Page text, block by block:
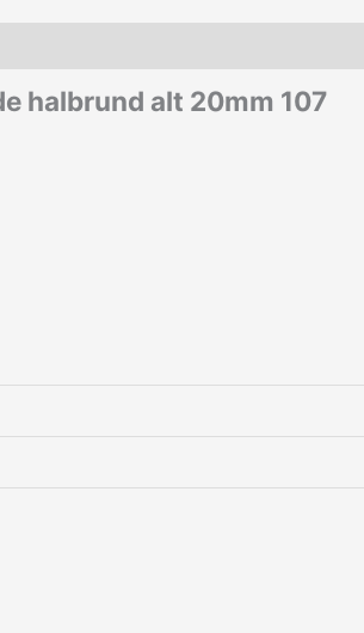
halbrund alt 20mm 107